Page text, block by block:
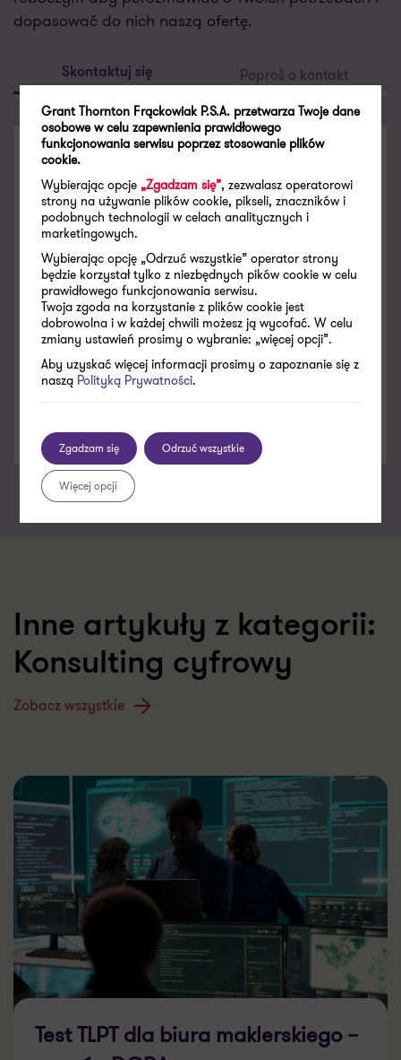
dopasować do nich naszą ofertę.
Skontaktuj się Poproś o kontakt
SKONTAKTUJ SIĘ
Michał Madura
Senior Business Design Consultant,
EDISONDA
Zobacz dane kontaktowe
michal.madura@pl.gt.com
+48 505 016 712
LinkedIn
Technologie, Media i Telekomunikacja
Inne artykuły z kategorii:
Konsulting cyfrowy
Zobacz wszystkie
Test TLPT dla biura maklerskiego –
Grant Thornton Frąckowiak P.S.A. przetwarza Twoje dane
osobowe w celu zapewnienia prawidłowego
funkcjonowania serwisu poprzez stosowanie plików
cookie.
Wybierając opcje„Zgadzam się”, zezwalasz operatorowi
strony na używanie plików cookie, pikseli, znaczników i
podobnych technologii w celach analitycznych i
marketingowych.
Wybierając opcję „Odrzuć wszystkie” operator strony
będzie korzystał tylko z niezbędnych pików cookie w celu
prawidłowego funkcjonowania serwisu.
Twoja zgoda na korzystanie z plików cookie jest
dobrowolna i w każdej chwili możesz ją wycofać. W celu
zmiany ustawień prosimy o wybranie: „więcej opcji”.
Aby uzyskać więcej informacji prosimy o zapoznanie się z
naszą Polityką Prywatności.
Zgadzam się Odrzuć wszystkie
Więcej opcji